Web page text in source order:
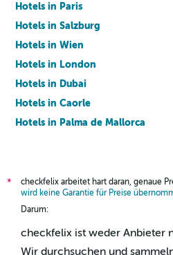
Hotels in Paris
Hotels in Salzburg
Hotels in Wien
Hotels in London
Hotels in Dubai
Hotels in Caorle
Hotels in Palma de Mallorca
*
checkfelix arbeitet hart daran, genaue
wird keine Garantie für Preise
Darum:
checkfelix ist weder Anbieter
Wir durchsuchen und